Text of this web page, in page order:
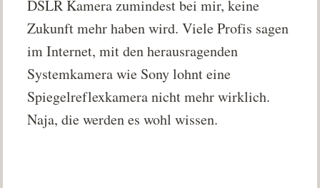
DSLR Kamera zumindest bei mir, keine
Zukunft mehr haben wird. Viele Profis sagen
im Internet, mit den herausragenden
Systemkamera wie Sony lohnt eine
Spiegelreflexkamera nicht mehr wirklich.
Naja, die werden es wohl wissen.